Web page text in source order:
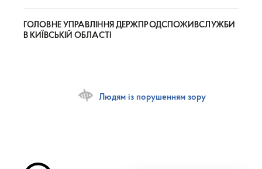
ГОЛОВНЕ УПРАВЛІННЯ ДЕРЖПРОДСПОЖИВСЛУЖБИ
В КИЇВСЬКІЙ ОБЛАСТІ
Людям із порушенням зору